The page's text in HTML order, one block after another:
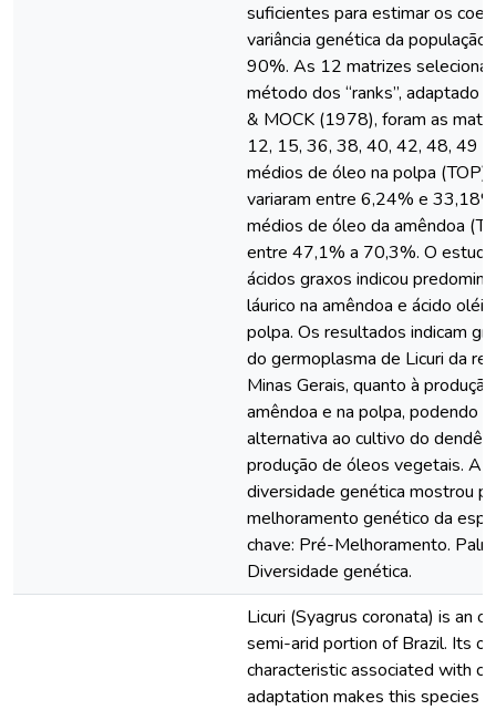
suficientes para estimar os
variância genética da
90%. As 12 matrizes
método dos “ranks”, adaptado
& MOCK (1978), foram as
12, 15, 36, 38, 40, 42, 48, 49
médios de óleo na polpa (TOP)
variaram entre 6,24% e
médios de óleo da amêndoa
entre 47,1% a 70,3%. O
ácidos graxos indicou
láurico na amêndoa e ácido
polpa. Os resultados indicam
do germoplasma de Licuri da
Minas Gerais, quanto à
amêndoa e na polpa, podendo
alternativa ao cultivo do dendê
produção de óleos vegetais. A
diversidade genética mostrou
melhoramento genético da
chave: Pré-Melhoramento.
Diversidade genética.
Licuri (Syagrus coronata) is an
semi-arid portion of Brazil. Its
characteristic associated with
adaptation makes this species